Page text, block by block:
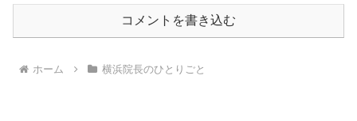
コメントを書き込む
ホーム 横浜院長のひとりごと